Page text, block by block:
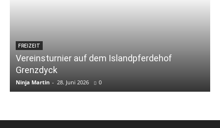
FREIZEIT
Vereinsturnier auf dem Islandpferdehof
Grenzdyck
Ninja Martin - 28. Juni 2026 0